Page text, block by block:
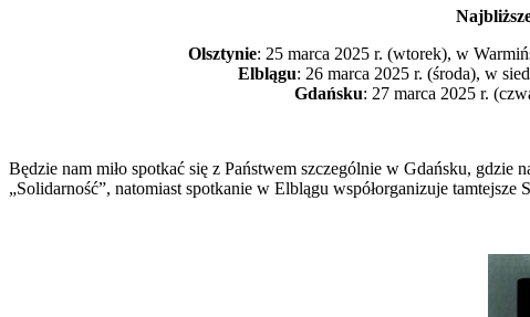
Olsztynie: 25 marca 2025 r. (wtorek), w
Elblągu: 26 marca 2025 r. (środa), w
Gdańsku: 27 marca 2025 r.
Będzie nam miło spotkać się z Państwem szczególnie w Gdańsku,
„Solidarność”, natomiast spotkanie w Elblągu współorganizuje tamtejsze